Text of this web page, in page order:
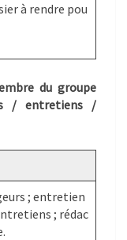
à rendre pou
du groupe
/ entretiens /
; entretien
; rédac